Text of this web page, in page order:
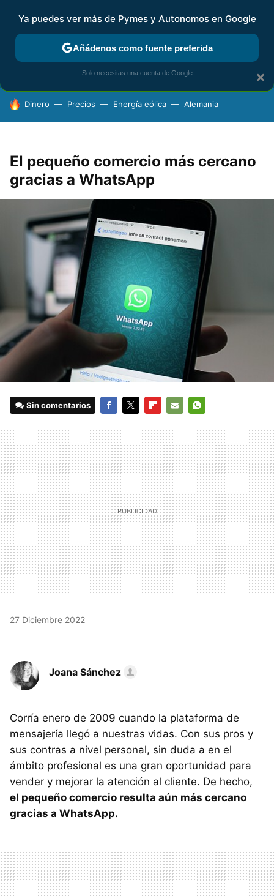
FISCALIDAD Y CONTABILIDAD KIT DIGITAL RENTA
HOY SE HABLA DE
Dinero Precios Energía eólica Alemania
El pequeño comercio más cercano
gracias a WhatsApp
Sin comentarios
MAIL
27 Diciembre 2022
Joana Sánchez
Corría enero de 2009 cuando la plataforma de
mensajería llegó a nuestras vidas. Con sus pros y
sus contras a nivel personal, sin duda a en el
ámbito profesional es una gran oportunidad para
vender y mejorar la atención al cliente. De hecho,
el pequeño comercio resulta aún más cercano
gracias a WhatsApp.
×
Ya puedes ver más de Pymes y Autonomos en Google
Añádenos como fuente preferida
Solo necesitas una cuenta de Google